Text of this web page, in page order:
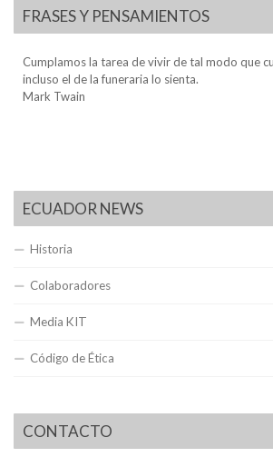
FRASES Y PENSAMIENTOS
Cumplamos la tarea de vivir de tal modo que
incluso el de la funeraria lo sienta.
Mark Twain
ECUADOR NEWS
Historia
Colaboradores
Media KIT
Código de Ética
CONTACTO